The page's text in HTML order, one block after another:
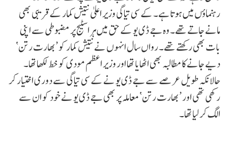
رہنماؤں میں ہوتا ہے۔ کے سی تیاگی وزیر اعلیٰ نتیش کمار کے قریبی بھی
مانے جاتے تھے۔ وہ جے ڈی یو کے حق میں ہر اسٹیج پر مضبوطی سے اپنی
بات بھی رکھتے تھے۔ رواں سال انہوں نے نتیش کمار کو ’بھارت رتن‘
دیے جانے کا مطالبہ بھی اٹھایا تھا اور وزیر اعظم مودی کو خط لکھا تھا۔
حالانکہ طویل عرصے سے جے ڈی یو نے کے سی تیاگی سے دوری اختیار کر
رکھی تھی اور ’بھارت رتن‘ معاملہ پر بھی جے ڈی یو نے خود کو ان سے
الگ کر لیا تھا۔